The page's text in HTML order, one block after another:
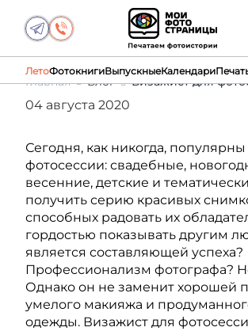
ЛетоФотокнигиВыпускныеКалендари
Главная Блог Визажист для
04 августа 2020
Сегодня, как никогда, популярны
фотосессии: свадебные,
весенние, детские и
получить серию красивых
способных радовать их
гордостью показывать другим
является составляющей успеха?
Профессионализм фотографа?
Однако он не заменит хорошей
умелого макияжа и
одежды. Визажист для